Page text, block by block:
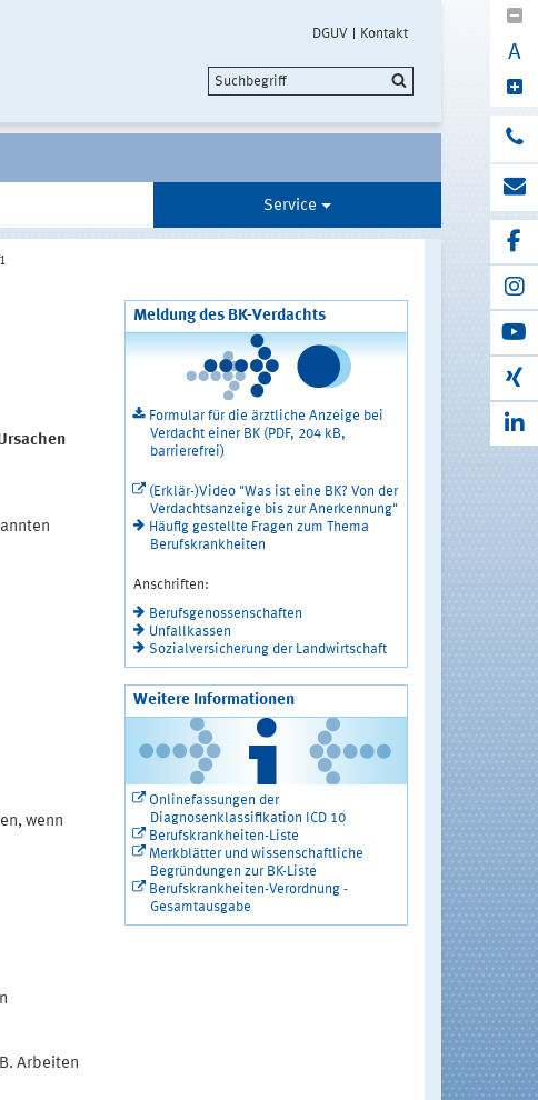
DGUV Kontakt
A
Service
wenn
Arbeiten
Meldung des BK-Verdachts
Formular für die ärztliche Anzeige bei
Verdacht einer BK (PDF, 204 kB,
barrierefrei)
(Erklär-)Video "Was ist eine BK? Von der
Verdachtsanzeige bis zur Anerkennung"
Häufig gestellte Fragen zum Thema
Berufskrankheiten
Anschriften:
Berufsgenossenschaften
Unfallkassen
Sozialversicherung der Landwirtschaft
Weitere Informationen
Onlinefassungen der
Diagnosenklassifikation ICD 10
Berufskrankheiten-Liste
Merkblätter und wissenschaftliche
Begründungen zur BK-Liste
Berufskrankheiten-Verordnung -
Gesamtausgabe